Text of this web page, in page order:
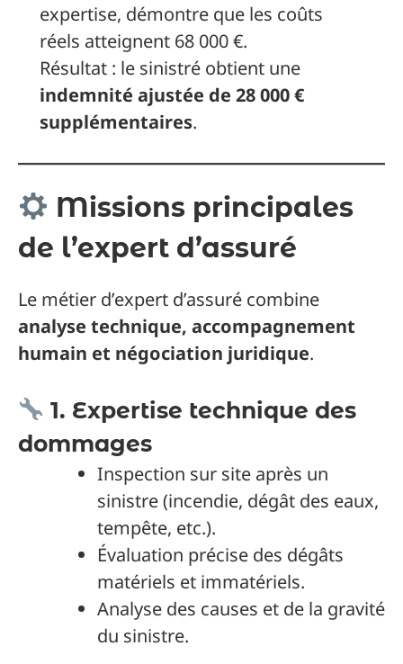
expertise, démontre que les coûts
réels atteignent 68 000 €.
Résultat : le sinistré obtient une
indemnité ajustée de 28 000 €
supplémentaires.
Missions principales
de l’expert d’assuré
Le métier d’expert d’assuré combine
analyse technique, accompagnement
humain et négociation juridique.
1. Expertise technique des
dommages
Inspection sur site après un
sinistre (incendie, dégât des eaux,
tempête, etc.).
Évaluation précise des dégâts
matériels et immatériels.
Analyse des causes et de la gravité
du sinistre.